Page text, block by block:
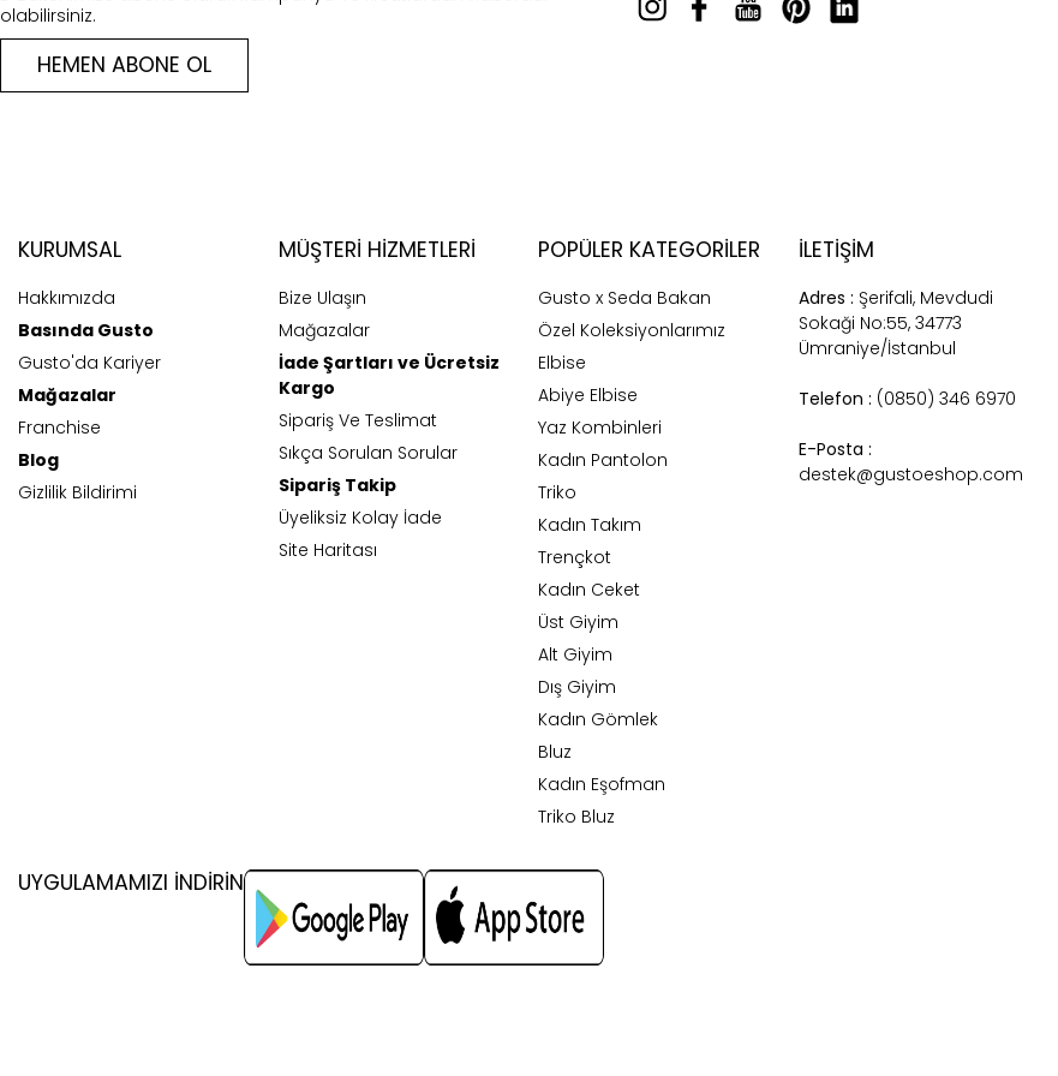
olabilirsiniz.
HEMEN ABONE OL
KURUMSAL
Hakkımızda
Basında Gusto
Gusto'da Kariyer
Mağazalar
Franchise
Blog
Gizlilik Bildirimi
MÜŞTERI HIZMETLERI
Bize Ulaşın
Mağazalar
İade Şartları ve Ücretsiz
Kargo
Sipariş Ve Teslimat
Sıkça Sorulan Sorular
Sipariş Takip
Üyeliksiz Kolay İade
Site Haritası
POPÜLER KATEGORILER
Gusto x Seda Bakan
Özel Koleksiyonlarımız
Elbise
Abiye Elbise
Yaz Kombinleri
Kadın Pantolon
Triko
Kadın Takım
Trençkot
Kadın Ceket
Üst Giyim
Alt Giyim
Dış Giyim
Kadın Gömlek
Bluz
Kadın Eşofman
Triko Bluz
İLETİŞİM
Adres : Şerifali, Mevdudi
Sokaği No:55, 34773
Ümraniye/İstanbul
Telefon : (0850) 346 6970
E-Posta :
destek@gustoeshop.com
UYGULAMAMIZI İNDİRİN